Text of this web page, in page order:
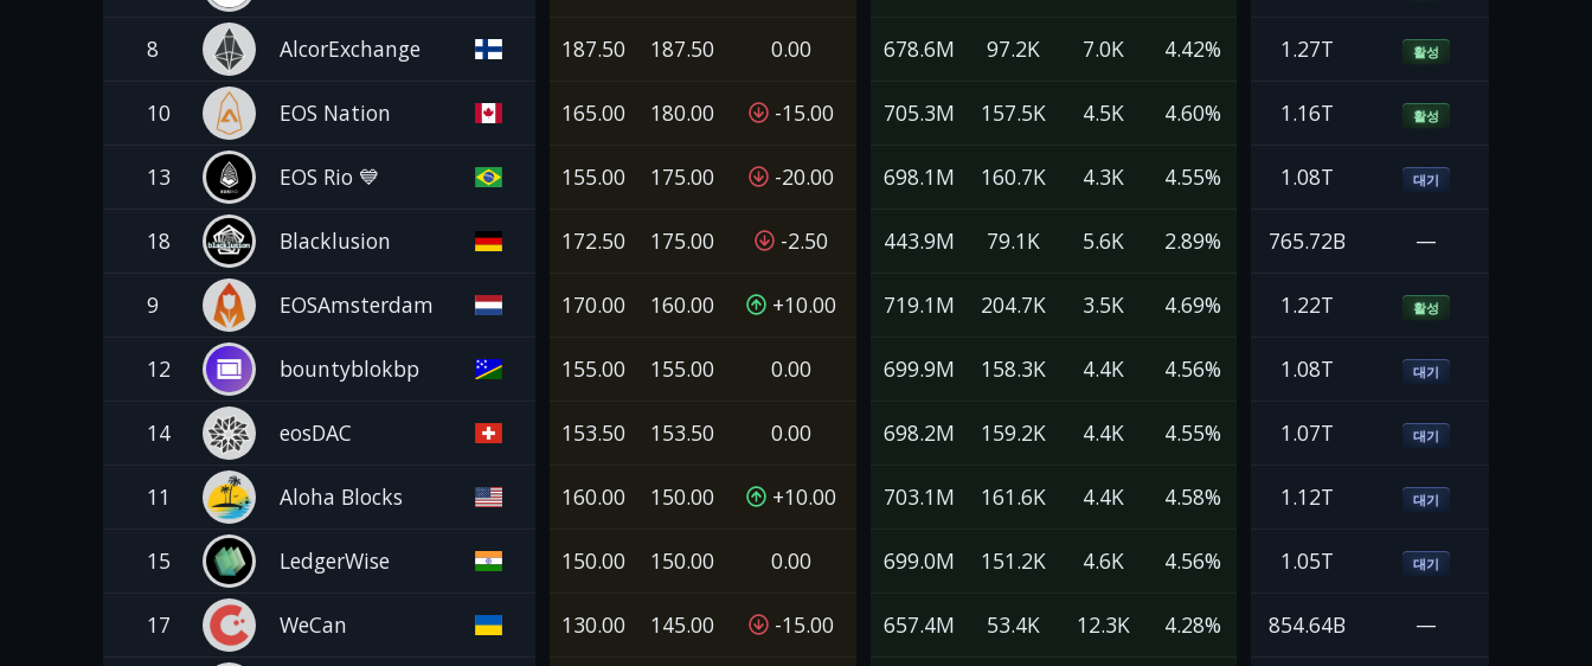
8 AlcorExchange 187.50 187.50 0.00 678.6M 97.2K 7.0K 4.42% 1.27T 활성
10 EOS Nation 165.00 180.00 -15.00 705.3M 157.5K 4.5K 4.60% 1.16T 활성
13 EOS Rio 💙 155.00 175.00 -20.00 698.1M 160.7K 4.3K 4.55% 1.08T 대기
18 Blacklusion 172.50 175.00 -2.50 443.9M 79.1K 5.6K 2.89% 765.72B —
9 EOSAmsterdam 170.00 160.00 +10.00 719.1M 204.7K 3.5K 4.69% 1.22T 활성
12 bountyblokbp 155.00 155.00 0.00 699.9M 158.3K 4.4K 4.56% 1.08T 대기
14 eosDAC 153.50 153.50 0.00 698.2M 159.2K 4.4K 4.55% 1.07T 대기
11 Aloha Blocks 160.00 150.00 +10.00 703.1M 161.6K 4.4K 4.58% 1.12T 대기
15 LedgerWise 150.00 150.00 0.00 699.0M 151.2K 4.6K 4.56% 1.05T 대기
17 WeCan 130.00 145.00 -15.00 657.4M 53.4K 12.3K 4.28% 854.64B —